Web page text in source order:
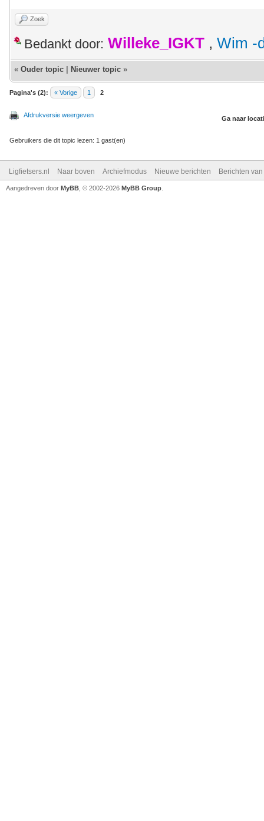
Zoek
Bedankt door: Willeke_IGKT , Wim -
« Ouder topic Nieuwer topic »
Pagina's (2): « Vorige 1 2
Afdrukversie weergeven Ga naar
Gebruikers die dit topic lezen: 1 gast(en)
Ligfietsers.nl Naar boven Archiefmodus Nieuwe berichten Berichten
Aangedreven door MyBB , © 2002-2026 MyBB Group